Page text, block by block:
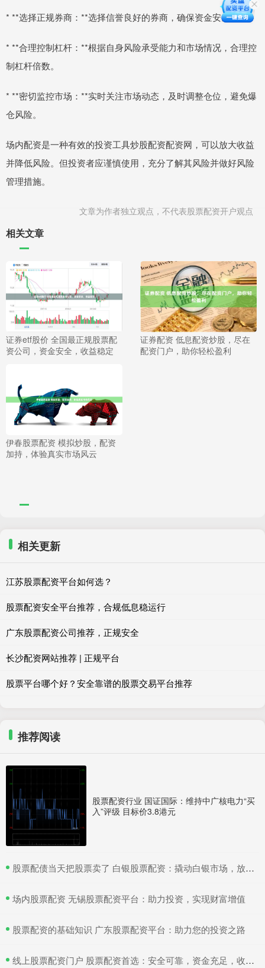
* **选择正规券商：**选择信誉良好的券商，确保资金安全。
* **合理控制杠杆：**根据自身风险承受能力和市场情况，合理控
制杠杆倍数。
* **密切监控市场：**实时关注市场动态，及时调整仓位，避免爆
仓风险。
场内配资是一种有效的投资工具炒股配资配资网，可以放大收益
并降低风险。但投资者应谨慎使用，充分了解其风险并做好风险
管理措施。
文章为作者独立观点，不代表股票配资开户观点
相关文章
证券etf股价 全国最正规股票配
资公司，资金安全，收益稳定
证券配资 低息配资炒股，尽在
配资门户，助你轻松盈利
伊春股票配资 模拟炒股，配资
加持，体验真实市场风云
相关更新
江苏股票配资平台如何选？
股票配资安全平台推荐，合规低息稳运行
广东股票配资公司推荐，正规安全
长沙配资网站推荐 | 正规平台
股票平台哪个好？安全靠谱的股票交易平台推荐
推荐阅读
股票配资行业 国证国际：维持中广核电力“买
入”评级 目标价3.8港元
​股票配债当天把股票卖了 白银股票配资：撬动白银市场，放大收益空间
​场内股票配资 无锡股票配资平台：助力投资，实现财富增值
​股票配资的基础知识 广东股票配资平台：助力您的投资之路
​线上股票配资门户 股票配资首选：安全可靠，资金充足，收益丰厚